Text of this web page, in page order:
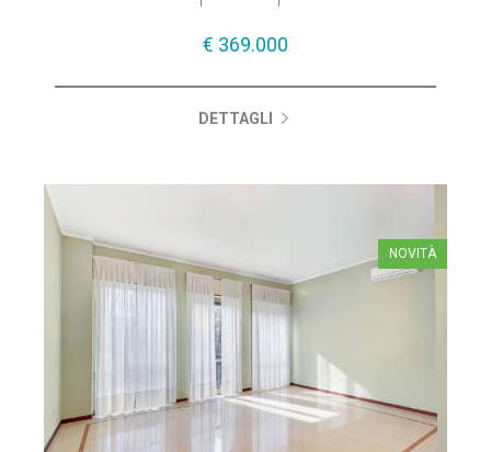
€ 369.000
DETTAGLI
NOVITÀ